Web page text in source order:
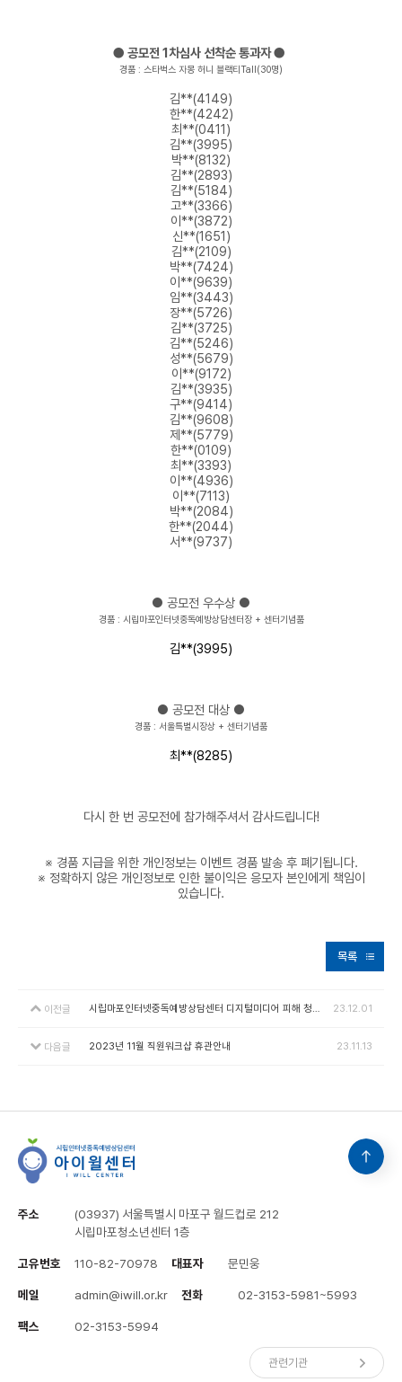
● 공모전 1차심사 선착순 통과자 ●
경품 : 스타벅스 자몽 허니 블랙티Tall(30명)
김**(4149)
한**(4242)
최**(0411)
김**(3995)
박**(8132)
김**(2893)
김**(5184)
고**(3366)
이**(3872)
신**(1651)
김**(2109)
박**(7424)
이**(9639)
임**(3443)
장**(5726)
김**(3725)
김**(5246)
성**(5679)
이**(9172)
김**(3935)
구**(9414)
김**(9608)
제**(5779)
한**(0109)
최**(3393)
이**(4936)
이**(7113)
박**(2084)
한**(2044)
서**(9737)
● 공모전 우수상 ●
경품 : 시립마포인터넷중독예방상담센터장 + 센터기념품
김**(3995)
● 공모전 대상 ●
경품 : 서울특별시장상 + 센터기념품
최**(8285)
다시 한 번 공모전에 참가해주셔서 감사드립니다!
※ 경품 지급을 위한 개인정보는 이벤트 경품 발송 후 폐기됩니다.
※ 정확하지 않은 개인정보로 인한 불이익은 응모자 본인에게 책임이
있습니다.
목록
이전글 시립마포인터넷중독예방상담센터 디지털미디어 피해 청소년지원 전담상담사 채용 공고 23.12.01
다음글 2023년 11월 직원워크샵 휴관안내 23.11.13
주소
(03937) 서울특별시 마포구 월드컵로 212
시립마포청소년센터 1층
고유번호 110-82-70978 대표자 문민웅
메일 admin@iwill.or.kr 전화 02-3153-5981~5993
팩스 02-3153-5994